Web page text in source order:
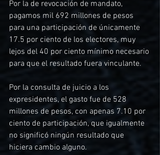
Por la de revocación de mandato,
pagamos mil 692 millones de pesos
para una participación de únicamente
17.5 por ciento de los electores, muy
lejos del 40 por ciento mínimo necesario
para que el resultado fuera vinculante.
Por la consulta de juicio a los
expresidentes, el gasto fue de 528
millones de pesos, con apenas 7.10 por
ciento de participación, que igualmente
no significó ningún resultado que
hiciera cambio alguno.